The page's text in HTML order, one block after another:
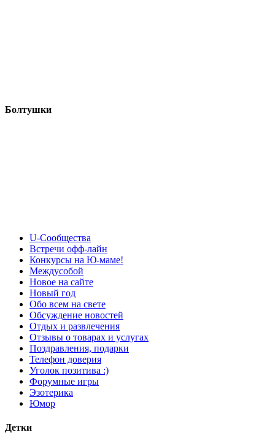
Болтушки
U-Сообщества
Встречи офф-лайн
Конкурсы на Ю-маме!
Междусобой
Новое на сайте
Новый год
Обо всем на свете
Обсуждение новостей
Отдых и развлечения
Отзывы о товарах и услугах
Поздравления, подарки
Телефон доверия
Уголок позитива :)
Форумные игры
Эзотерика
Юмор
Детки